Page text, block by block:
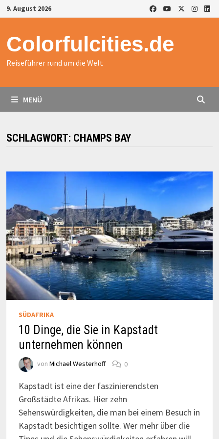
Zurück
zum
9. August 2026
Colorfulcities.de
Reiseführer rund um die Welt
MENÜ
SCHLAGWORT: CHAMPS BAY
SÜDAFRIKA
10 Dinge, die Sie in Kapstadt
unternehmen können
von Michael Westerhoff 0
Kapstadt ist eine der faszinierendsten
Großstädte Afrikas. Hier zehn
Sehenswürdigkeiten, die man bei einem Besuch in
Kapstadt besichtigen sollte. Wer mehr über die